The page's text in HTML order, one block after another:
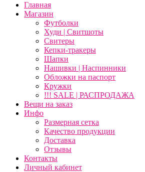
Главная
Магазин
Футболки
Худи | Свитшоты
Свитеры
Кепки-тракеры
Шапки
Нашивки | Наспинники
Обложки на паспорт
Кружки
!!! SALE | РАСПРОДАЖА
Вещи на заказ
Инфо
Размерная сетка
Качество продукции
Доставка
Отзывы
Контакты
Личный кабинет